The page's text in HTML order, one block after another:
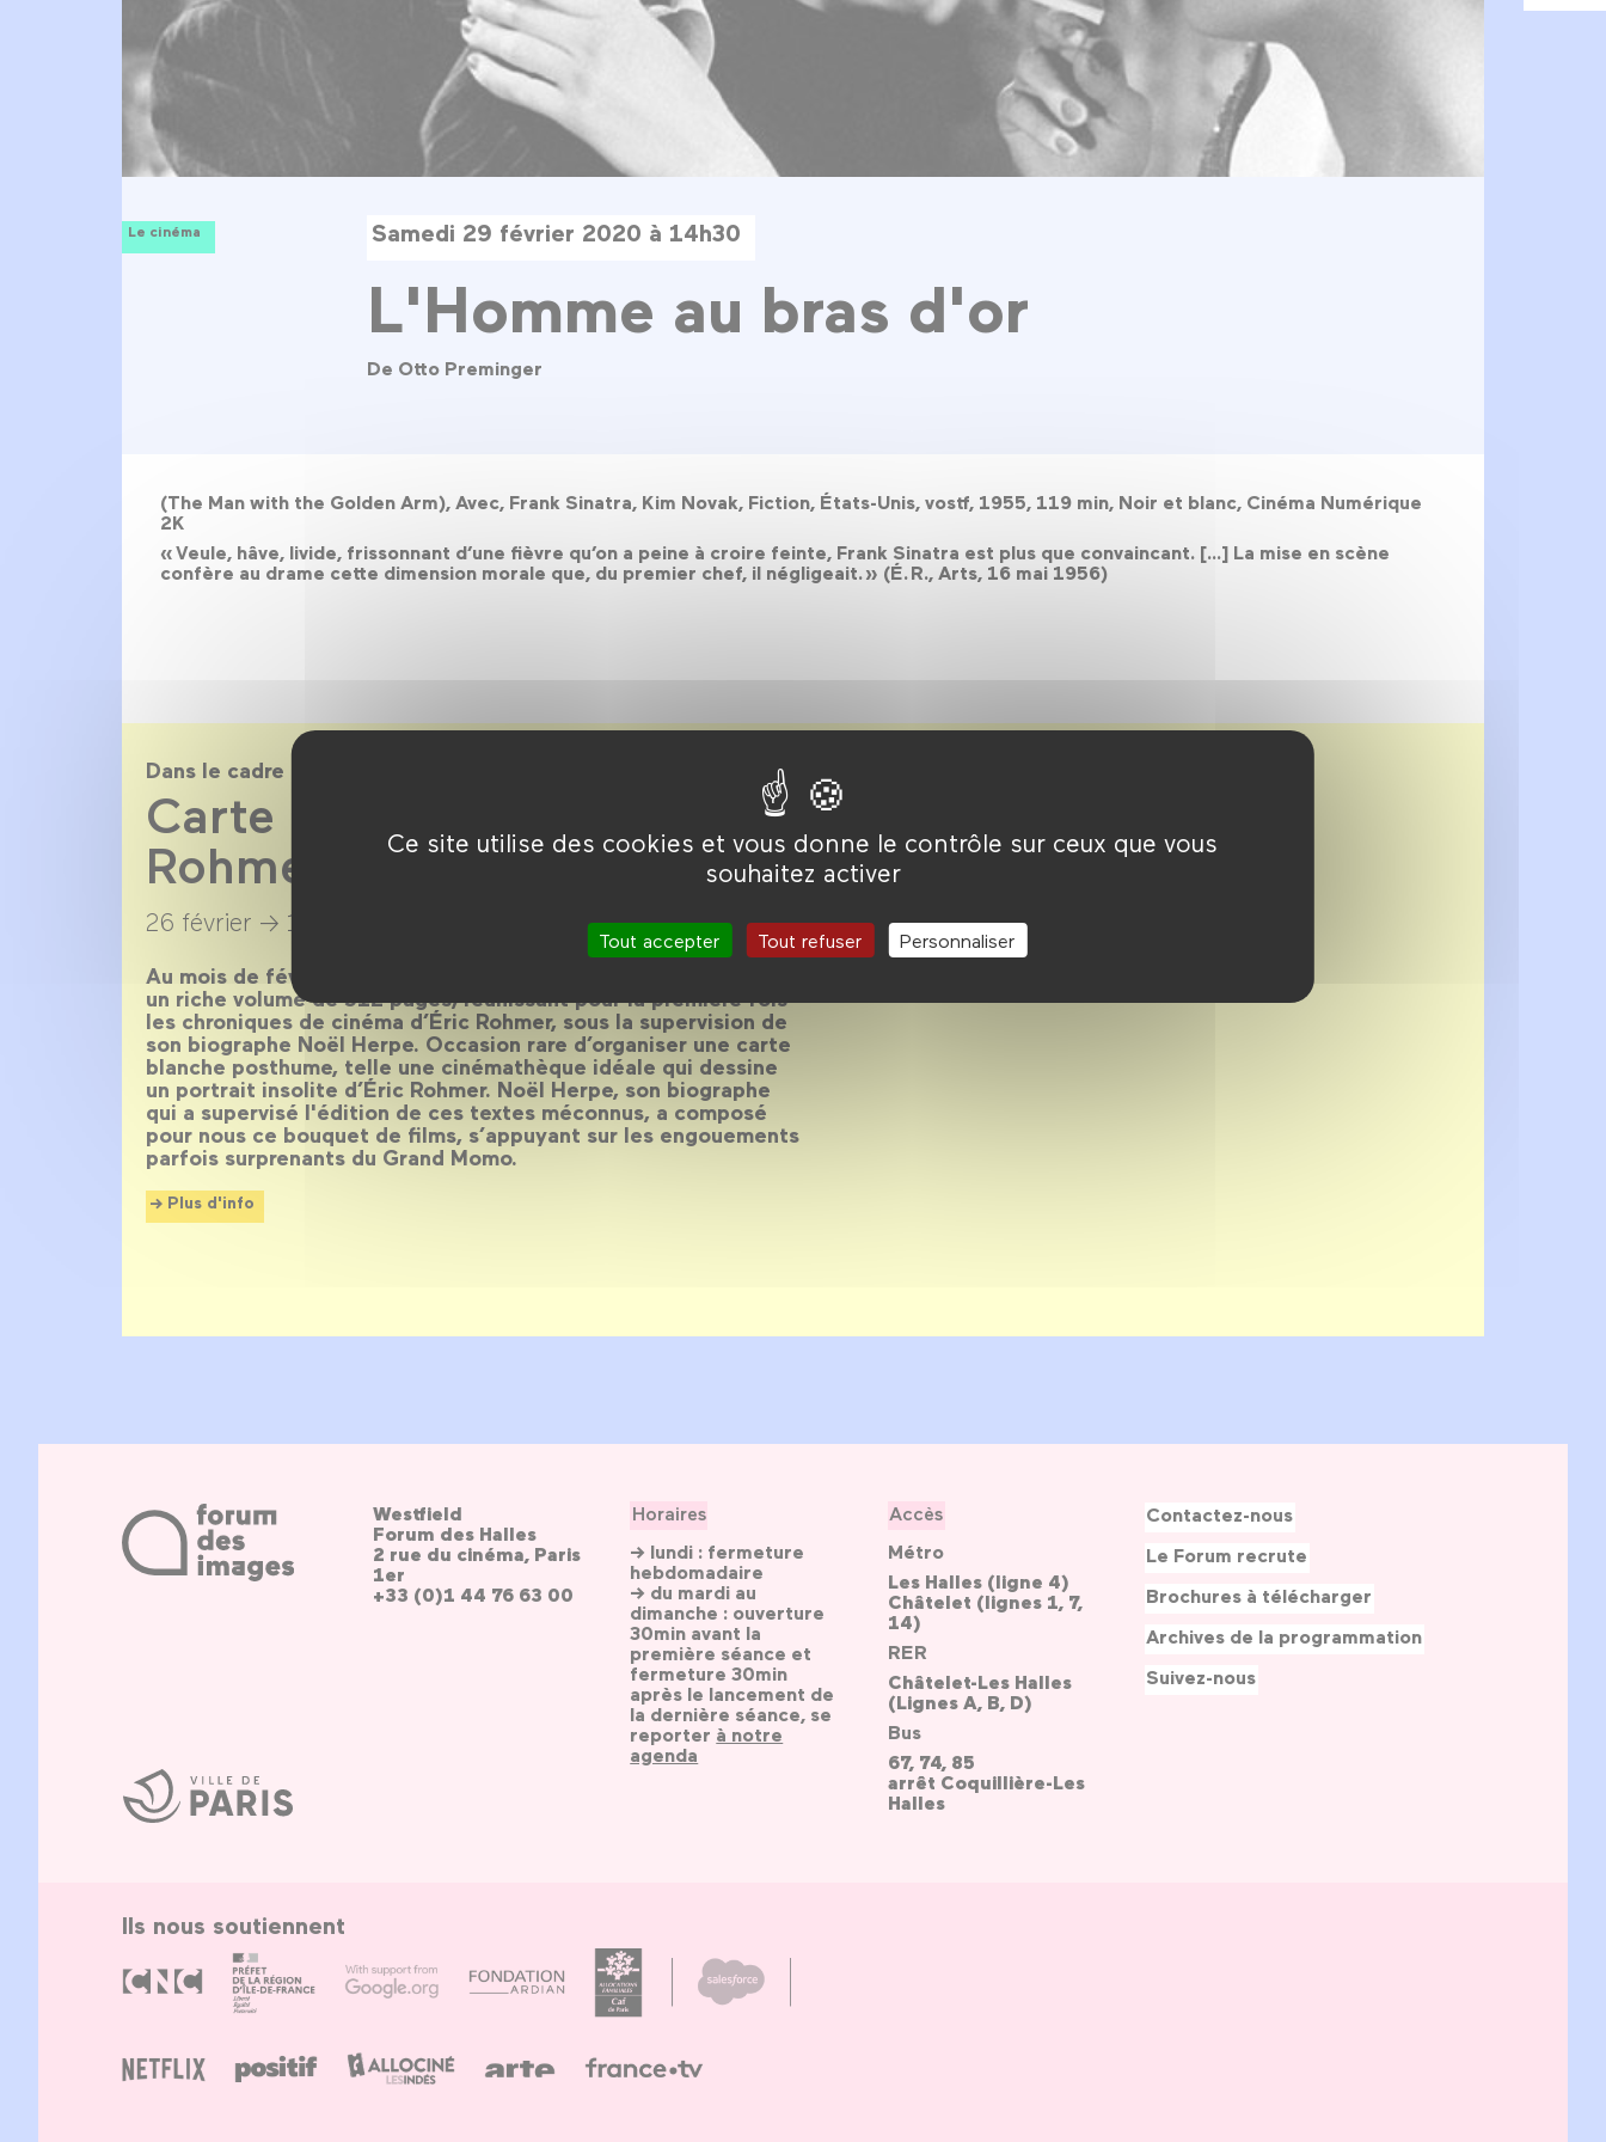
Ce site utilise des cookies et vous donne le contrôle sur ceux que vous
souhaitez activer
Tout accepter Tout refuser Personnaliser
Le cinéma Samedi 29 février 2020 à 14h30
L'Homme au bras d'or
De Otto Preminger
(The Man with the Golden Arm), Avec, Frank Sinatra, Kim Novak, Fiction, États-Unis, vostf, 1955, 119 min, Noir et blanc, Cinéma Numérique
2K
« Veule, hâve, livide, frissonnant d’une fièvre qu’on a peine à croire feinte, Frank Sinatra est plus que convaincant. [...] La mise en scène
confère au drame cette dimension morale que, du premier chef, il négligeait. » (É. R., Arts, 16 mai 1956)
Dans le cadre de
Carte blanche à Éric
Rohmer
26 février → 1 mars 2020
Au mois de février sort Le Sel du présent aux éditions Capricci,
un riche volume de 512 pages, réunissant pour la première fois
les chroniques de cinéma d’Éric Rohmer, sous la supervision de
son biographe Noël Herpe. Occasion rare d’organiser une carte
blanche posthume, telle une cinémathèque idéale qui dessine
un portrait insolite d’Éric Rohmer. Noël Herpe, son biographe
qui a supervisé l'édition de ces textes méconnus, a composé
pour nous ce bouquet de films, s’appuyant sur les engouements
parfois surprenants du Grand Momo.
Plus d'info
Ville
de
Paris
Westfield
Forum des Halles
2 rue du cinéma, Paris
1er
+33 (0)1 44 76 63 00
Horaires
→ lundi : fermeture
hebdomadaire
→ du mardi au
dimanche : ouverture
30min avant la
première séance et
fermeture 30min
après le lancement de
la dernière séance, se
reporter à notre
agenda
Accès
Métro
Les Halles (ligne 4)
Châtelet (lignes 1, 7,
14)
RER
Châtelet-Les Halles
(Lignes A, B, D)
Bus
67, 74, 85
arrêt Coquillière-Les
Halles
Contactez-nous
Le Forum recrute
Brochures à télécharger
Archives de la programmation
Suivez-nous
Ils nous soutiennent